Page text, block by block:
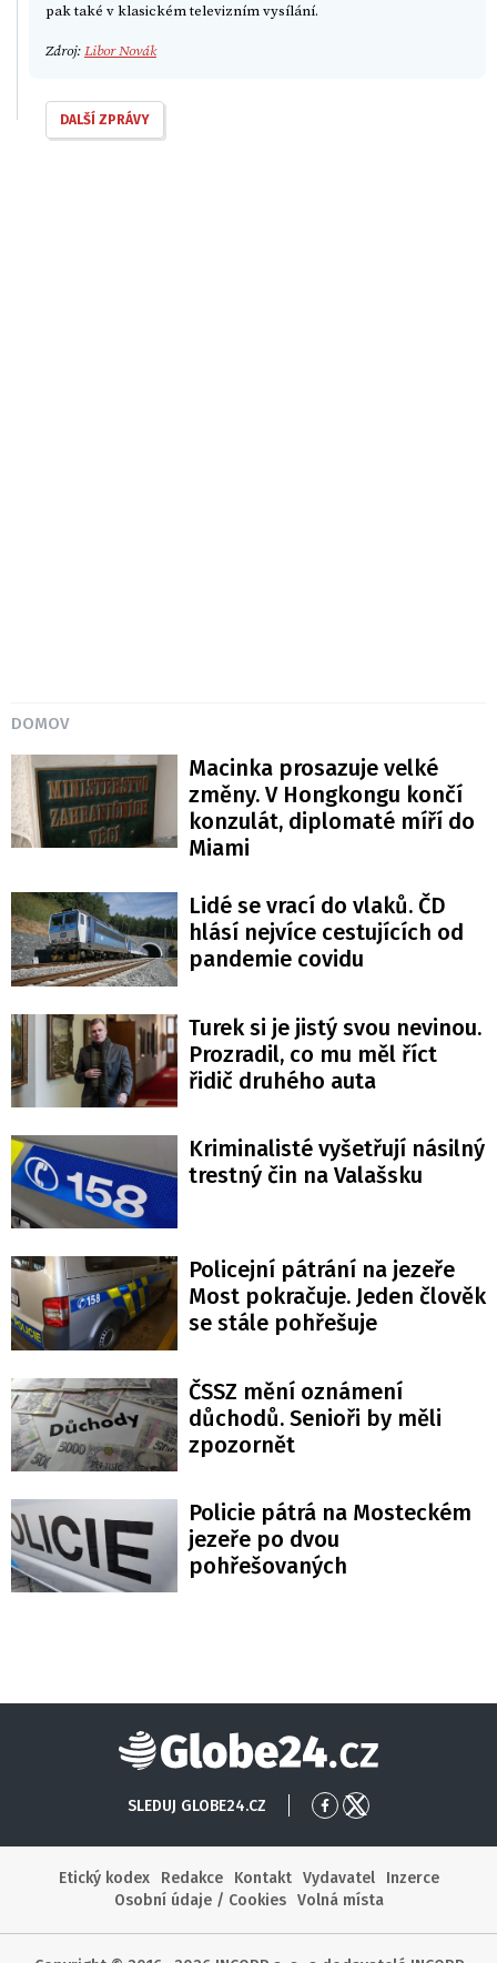
pak také v klasickém televizním vysílání.
Zdroj:Libor Novák
DALŠÍ ZPRÁVY
DOMOV
Macinka prosazuje velké
změny. V Hongkongu končí
konzulát, diplomaté míří do
Miami
Lidé se vrací do vlaků. ČD
hlásí nejvíce cestujících od
pandemie covidu
Turek si je jistý svou nevinou.
Prozradil, co mu měl říct
řidič druhého auta
Kriminalisté vyšetřují násilný
trestný čin na Valašsku
Policejní pátrání na jezeře
Most pokračuje. Jeden člověk
se stále pohřešuje
ČSSZ mění oznámení
důchodů. Senioři by měli
zpozornět
Policie pátrá na Mosteckém
jezeře po dvou
pohřešovaných
Globe24
SLEDUJ GLOBE24.CZ
Přejít
Facebook
Přejít
X
Etický kodex
Redakce Kontakt Vydavatel
Inzerce
Osobní údaje / Cookies
Volná místa